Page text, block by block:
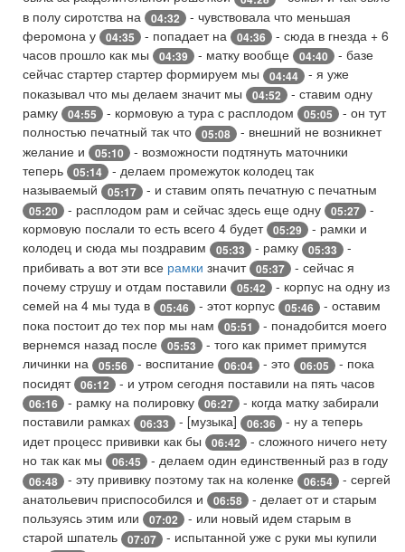
в полу сиротства на
04:32
- чувствовала что меньшая
феромона у
04:35 - попадает на 04:36
- сюда в гнезда + 6
часов прошло как мы
04:39 - матку вообще 04:40
- базе
сейчас стартер стартер формируем мы
04:44
- я уже
показывал что мы делаем значит мы
04:52
- ставим одну
рамку
04:55 - кормовую а тура с расплодом 05:05
- он тут
полностью печатный так что
05:08
- внешний не возникнет
желание и
05:10
- возможности подтянуть маточники
теперь
05:14
- делаем промежуток колодец так
называемый
05:17 - и ставим опять печатную с печатным
05:20 - расплодом рам и сейчас здесь еще одну 05:27
-
кормовую послали то есть всего 4 будет 05:29
- рамки и
колодец и сюда мы поздравим
05:33 - рамку 05:33
-
прибивать а вот эти все рамки значит 05:37
- сейчас я
почему струшу и отдам поставили
05:42
- корпус на одну из
семей на 4 мы туда в
05:46 - этот корпус 05:46
- оставим
пока постоит до тех пор мы нам
05:51
- понадобится моего
вернемся назад после
05:53
- того как примет примутся
личинки на
05:56 - воспитание 06:04 - это 06:05
- пока
посидят 06:12 - и утром сегодня поставили на пять часов
06:16 - рамку на полировку 06:27
- когда матку забирали
поставили рамках
06:33 - [музыка] 06:36
- ну а теперь
идет процесс прививки как бы
06:42
- сложного ничего нету
но так как мы
06:45 - делаем один единственный раз в году
06:48 - эту прививку поэтому так на коленке 06:54
- сергей
анатольевич приспособился и
06:58
- делает от и старым
пользуясь этим или
07:02
- или новый идем старым в
старой шпатель
07:07
- испытанной уже с руки мы купили